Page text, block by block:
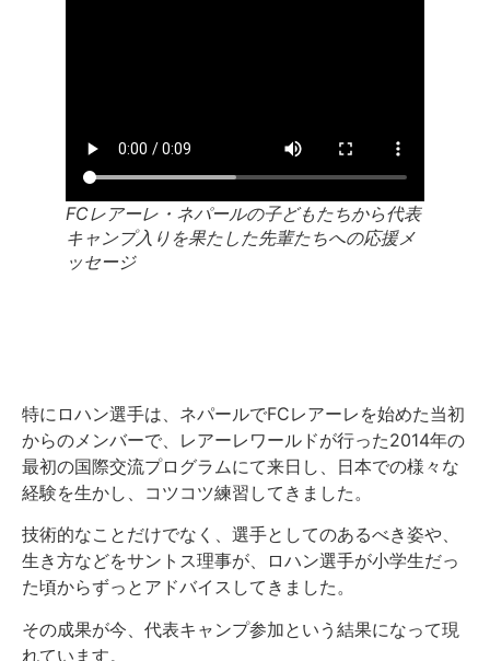
FCレアーレ・ネパールの子どもたちから代表
キャンプ入りを果たした先輩たちへの応援メ
ッセージ
特にロハン選手は、ネパールでFCレアーレを始めた当初
からのメンバーで、レアーレワールドが行った2014年の
最初の国際交流プログラムにて来日し、日本での様々な
経験を生かし、コツコツ練習してきました。
技術的なことだけでなく、選手としてのあるべき姿や、
生き方などをサントス理事が、ロハン選手が小学生だっ
た頃からずっとアドバイスしてきました。
その成果が今、代表キャンプ参加という結果になって現
れています。